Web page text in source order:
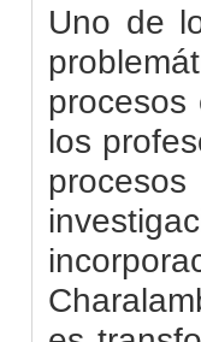
Uno de
los